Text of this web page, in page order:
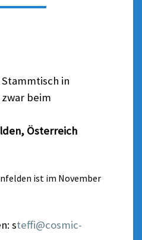
in
beim
Österreich
ist im November
steffi@cosmic-